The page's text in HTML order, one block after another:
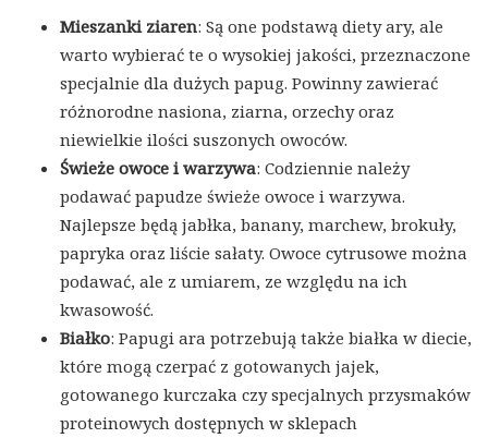
Mieszanki ziaren: Są one podstawą diety ary, ale
warto wybierać te o wysokiej jakości, przeznaczone
specjalnie dla dużych papug. Powinny zawierać
różnorodne nasiona, ziarna, orzechy oraz
niewielkie ilości suszonych owoców.
Świeże owoce i warzywa: Codziennie należy
podawać papudze świeże owoce i warzywa.
Najlepsze będą jabłka, banany, marchew, brokuły,
papryka oraz liście sałaty. Owoce cytrusowe można
podawać, ale z umiarem, ze względu na ich
kwasowość.
Białko: Papugi ara potrzebują także białka w diecie,
które mogą czerpać z gotowanych jajek,
gotowanego kurczaka czy specjalnych przysmaków
proteinowych dostępnych w sklepach